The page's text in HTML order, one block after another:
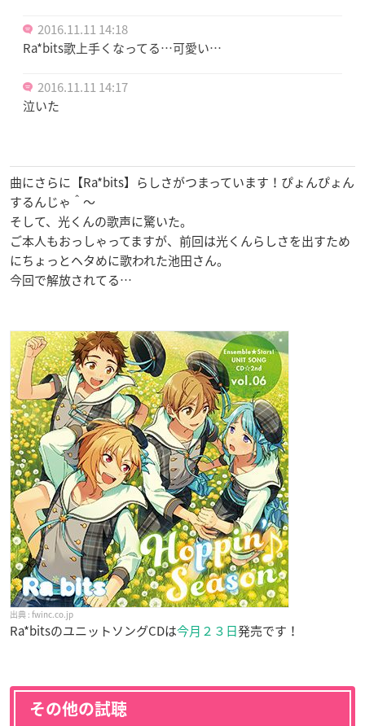
2016.11.11 14:18
Ra*bits歌上手くなってる…可愛い…
2016.11.11 14:17
泣いた
曲にさらに【Ra*bits】らしさがつまっています！ぴょんぴょん
するんじゃ＾〜
そして、光くんの歌声に驚いた。
ご本人もおっしゃってますが、前回は光くんらしさを出すため
にちょっとヘタめに歌われた池田さん。
今回で解放されてる…
fwinc.co.jp
Ra*bitsのユニットソングCDは今月２３日発売です！
その他の試聴